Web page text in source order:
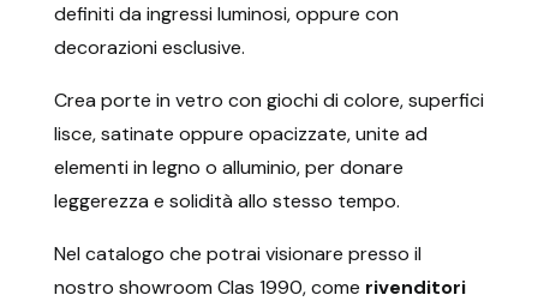
definiti da ingressi luminosi, oppure con
decorazioni esclusive.
Crea porte in vetro con giochi di colore, superfici
lisce, satinate oppure opacizzate, unite ad
elementi in legno o alluminio, per donare
leggerezza e solidità allo stesso tempo.
Nel catalogo che potrai visionare presso il
nostro showroom Clas 1990, come rivenditori